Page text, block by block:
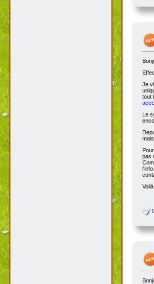
Je
tout
Le
pas